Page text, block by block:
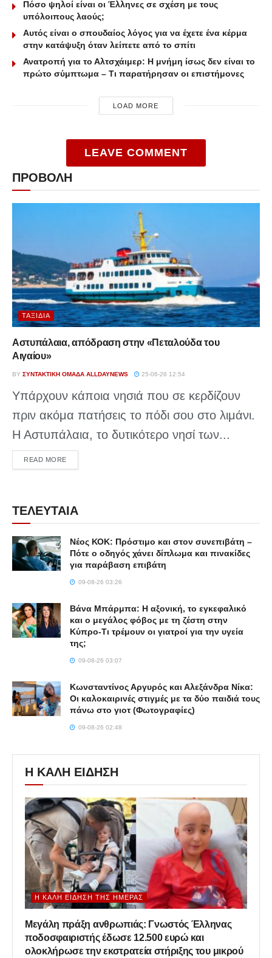
Πόσο ψηλοί είναι οι Έλληνες σε σχέση με τους
υπόλοιπους λαούς;
Αυτός είναι ο σπουδαίος λόγος για να έχετε ένα κέρμα
στην κατάψυξη όταν λείπετε από το σπίτι
Ανατροπή για το Αλτσχάιμερ: Η μνήμη ίσως δεν είναι το
πρώτο σύμπτωμα – Τι παρατήρησαν οι επιστήμονες
LOAD MORE
LEAVE COMMENT
ΠΡΟΒΟΛΗ
ΤΑΞΊΔΙΑ
Αστυπάλαια, απόδραση στην «Πεταλούδα του
Αιγαίου»
BY ΣΥΝΤΑΚΤΙΚΉ ΟΜΆΔΑ ALLDAYNEWS 25-06-26 12:54
Υπάρχουν κάποια νησιά που σε κερδίζουν
πριν ακόμα πατήσεις το πόδι σου στο λιμάνι.
Η Αστυπάλαια, το δυτικότερο νησί των...
READ MOREDETAILS
ΤΕΛΕΥΤΑΙΑ
Νέος ΚΟΚ: Πρόστιμο και στον συνεπιβάτη –
Πότε ο οδηγός χάνει δίπλωμα και πινακίδες
για παράβαση επιβάτη
09-08-26 03:26
Βάνα Μπάρμπα: Η αξονική, το εγκεφαλικό
και ο μεγάλος φόβος με τη ζέστη στην
Κύπρο-Τι τρέμουν οι γιατροί για την υγεία
της;
09-08-26 03:07
Κωνσταντίνος Αργυρός και Αλεξάνδρα Νίκα:
Οι καλοκαιρινές στιγμές με τα δύο παιδιά τους
πάνω στο γιοτ (Φωτογραφίες)
09-08-26 02:48
Η ΚΑΛΗ ΕΙΔΗΣΗ
Η ΚΑΛΉ ΕΊΔΗΣΗ ΤΗΣ ΗΜΈΡΑΣ
Μεγάλη πράξη ανθρωπιάς: Γνωστός Έλληνας
ποδοσφαιριστής έδωσε 12.500 ευρώ και
ολοκλήρωσε την εκστρατεία στήριξης του μικρού